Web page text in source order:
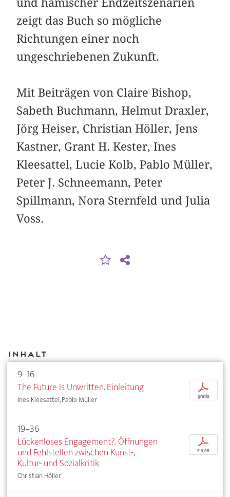
zeigt das Buch so mögliche
Richtungen einer noch
ungeschriebenen Zukunft.
Mit Beiträgen von Claire Bishop,
Sabeth Buchmann, Helmut Draxler,
Jörg Heiser, Christian Höller, Jens
Kastner, Grant H. Kester, Ines
Kleesattel, Lucie Kolb, Pablo Müller,
Peter J. Schneemann, Peter
Spillmann, Nora Sternfeld und Julia
Voss.
Inhalt
9–16
The Future Is Unwritten. Einleitung
Ines Kleesattel, Pablo Müller
p
gratis
19–36
Lückenloses Engagement?. Öffnungen
und Fehlstellen zwischen Kunst-,
Kultur- und Sozialkritik
Christian Höller
p
€ 9,95